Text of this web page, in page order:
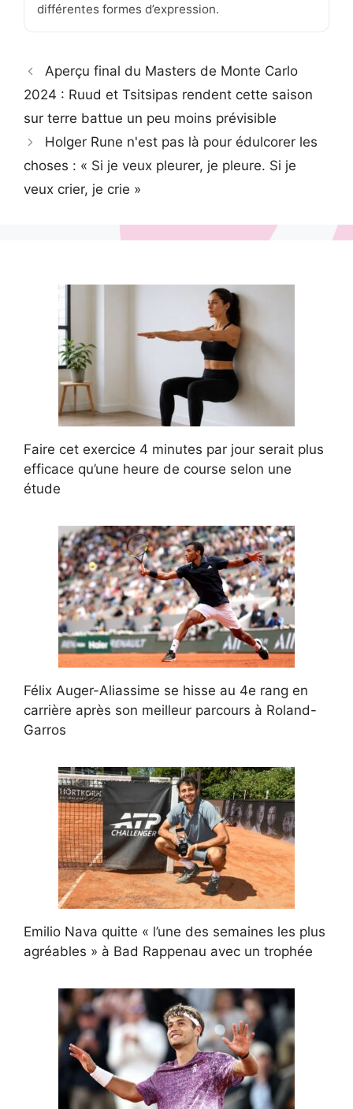
différentes formes d’expression.
Aperçu final du Masters de Monte Carlo
2024 : Ruud et Tsitsipas rendent cette saison
sur terre battue un peu moins prévisible
Holger Rune n'est pas là pour édulcorer les
choses : « Si je veux pleurer, je pleure. Si je
veux crier, je crie »
Faire cet exercice 4 minutes par jour serait plus
efficace qu’une heure de course selon une
étude
Félix Auger-Aliassime se hisse au 4e rang en
carrière après son meilleur parcours à Roland-
Garros
Emilio Nava quitte « l’une des semaines les plus
agréables » à Bad Rappenau avec un trophée